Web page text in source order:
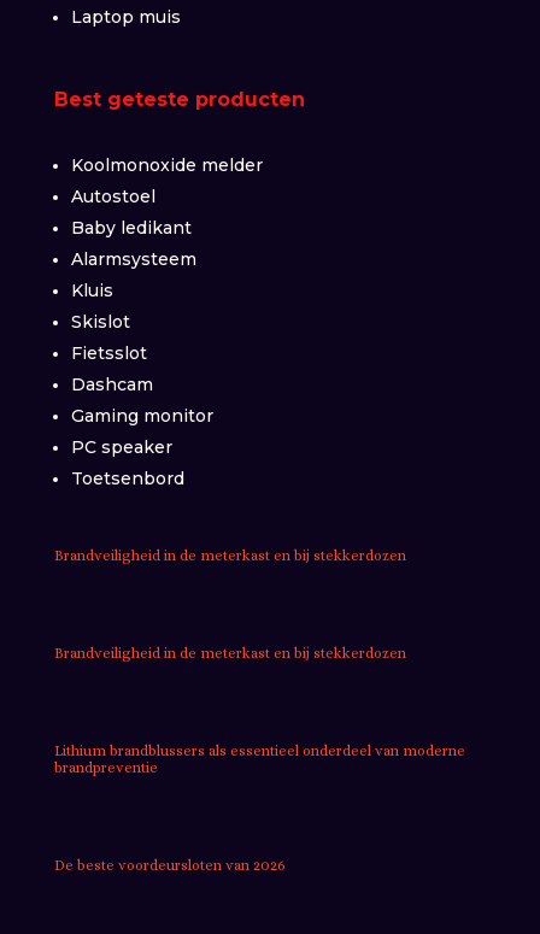
Laptop muis
Best geteste producten
Koolmonoxide melder
Autostoel
Baby ledikant
Alarmsysteem
Kluis
Skislot
Fietsslot
Dashcam
Gaming monitor
PC speaker
Toetsenbord
Brandveiligheid in de meterkast en bij stekkerdozen
Brandveiligheid in de meterkast en bij stekkerdozen
Lithium brandblussers als essentieel onderdeel van moderne
brandpreventie
De beste voordeursloten van 2026